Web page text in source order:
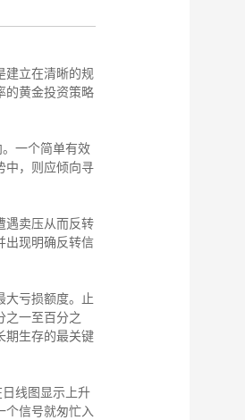
建立在清晰的规
的黄金投资策略
一个简单有效
中，则应倾向寻
遇卖压从而反转
出现明确反转信
大亏损额度。止
之一至百分之
期生存的最关键
线图显示上升
个信号就匆忙入